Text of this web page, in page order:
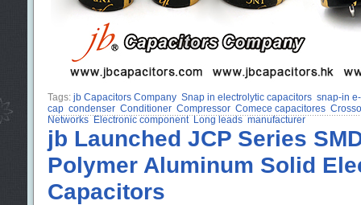
Tags: jb Capacitors Company Snap in electrolytic capacitors snap-in e-
cap condenser Conditioner Compressor Comece capacitores
Networks
Electronic component Long leads manufacturer
jb Launched JCP Series
Polymer Aluminum Solid
Capacitors